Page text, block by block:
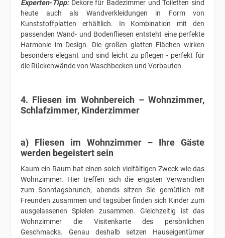
Experten-Tipp:Dekore für Badezimmer und Toiletten sind
heute auch als Wandverkleidungen in Form von
Kunststoffplatten erhältlich. In Kombination mit den
passenden Wand- und Bodenfliesen entsteht eine perfekte
Harmonie im Design. Die großen glatten Flächen wirken
besonders elegant und sind leicht zu pflegen - perfekt für
die Rückenwände von Waschbecken und Vorbauten.
4. Fliesen im Wohnbereich – Wohnzimmer,
Schlafzimmer, Kinderzimmer
a) Fliesen im Wohnzimmer – Ihre Gäste
werden begeistert sein
Kaum ein Raum hat einen solch vielfältigen Zweck wie das
Wohnzimmer. Hier treffen sich die engsten Verwandten
zum Sonntagsbrunch, abends sitzen Sie gemütlich mit
Freunden zusammen und tagsüber finden sich Kinder zum
ausgelassenen Spielen zusammen. Gleichzeitig ist das
Wohnzimmer die Visitenkarte des persönlichen
Geschmacks. Genau deshalb setzen Hauseigentümer